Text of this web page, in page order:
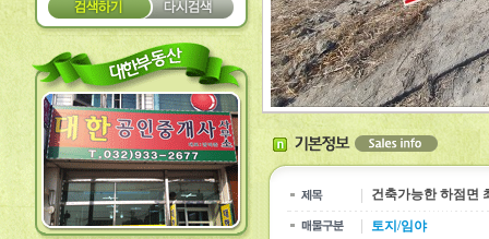
건축가능한 하점면
토지/임야